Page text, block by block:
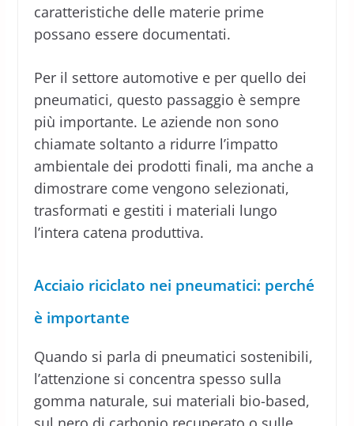
caratteristiche delle materie prime
possano essere documentati.
Per il settore automotive e per quello dei
pneumatici, questo passaggio è sempre
più importante. Le aziende non sono
chiamate soltanto a ridurre l’impatto
ambientale dei prodotti finali, ma anche a
dimostrare come vengono selezionati,
trasformati e gestiti i materiali lungo
l’intera catena produttiva.
Acciaio riciclato nei pneumatici: perché
è importante
Quando si parla di pneumatici sostenibili,
l’attenzione si concentra spesso sulla
gomma naturale, sui materiali bio-based,